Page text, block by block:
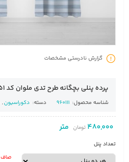
گزارش نادرستی مشخصات
پرده پنلی بچگانه طرح تدی ملوان کد A2751
شناسه محصول: 960111 دسته: دکوراسیون,
480,000 تومان متر
تعداد پنل
صاف